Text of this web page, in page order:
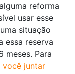
reforma
usar esse
situação
essa reserva
meses. Para
você juntar